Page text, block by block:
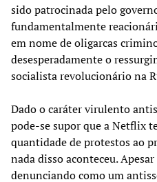
sido patrocinada pelo
fundamentalmente
em nome de oligarcas
desesperadamente o
socialista revolucionário na
Dado o caráter virulento
pode-se supor que a Netflix
quantidade de protestos ao
nada disso aconteceu.
denunciando como um